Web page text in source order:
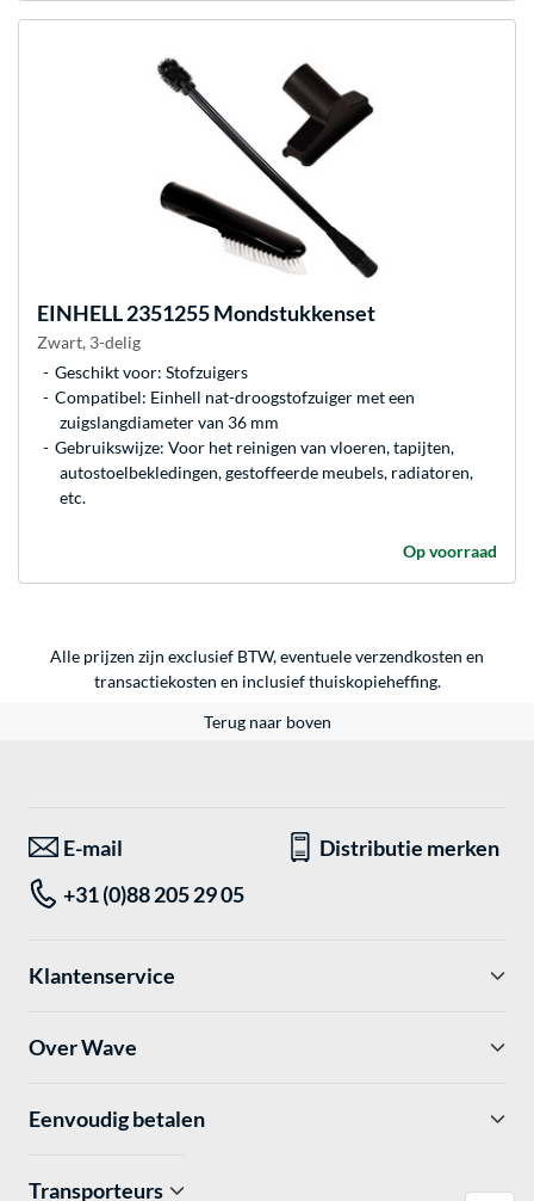
EINHELL2351255 Mondstukkenset
Zwart, 3-delig
Geschikt voor: Stofzuigers
Compatibel: Einhell nat-droogstofzuiger met een
zuigslangdiameter van 36 mm
Gebruikswijze: Voor het reinigen van vloeren, tapijten,
autostoelbekledingen, gestoffeerde meubels, radiatoren,
etc.
Op voorraad
Alle prijzen zijn exclusief BTW, eventuele verzendkosten en
transactiekosten en inclusief thuiskopieheffing.
Terug naar boven
E-mail
Distributie merken
+31 (0)88 205 29 05
Klantenservice
Over Wave
Eenvoudig betalen
Transporteurs